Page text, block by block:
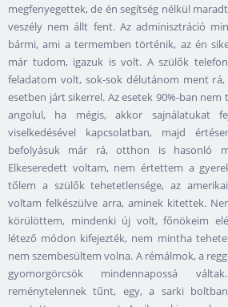
megfenyegettek, de én segítség nélkül
veszély nem állt fent. Az adminisztráció
bármi, ami a termemben történik, az én
már tudom, igazuk is volt. A szülők
feladatom volt, sok-sok délutánom ment
esetben járt sikerrel. Az esetek 90%-ban
angolul, ha mégis, akkor sajnálatukat
viselkedésével kapcsolatban, majd
befolyásuk már rá, otthon is hasonló
Elkeseredett voltam, nem értettem a
tőlem a szülők tehetetlensége, az
voltam felkészülve arra, aminek kitettek.
körülöttem, mindenki új volt, főnökeim
létező módon kifejezték, nem mintha
nem szembesültem volna. A rémálmok, a
gyomorgörcsök mindennapossá
reménytelennek tűnt, egy, a sarki